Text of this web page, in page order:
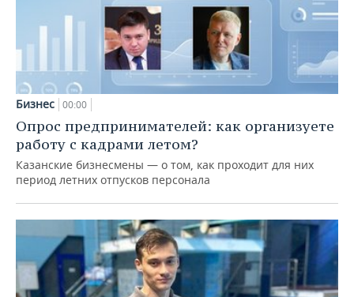
Бизнес 00:00
Опрос предпринимателей: как организуете
работу с кадрами летом?
Казанские бизнесмены — о том, как проходит для них
период летних отпусков персонала